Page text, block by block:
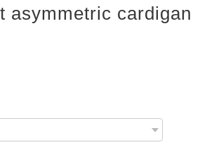
asymmetric cardigan